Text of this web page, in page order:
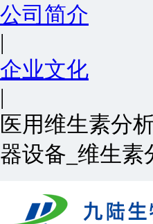
公司简介
|
企业文化
|
医用维生素分
器设备_维生素